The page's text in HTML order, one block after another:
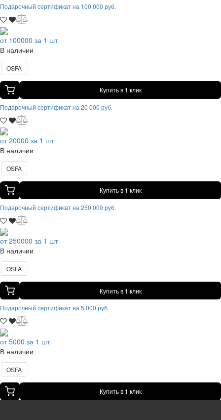
Подарочный сертификат на 100 000 руб.
от 100000 за 1 шт
В наличии
OSFA
Купить в 1 клик
Подарочный сертификат на 20 000 руб.
от 20000 за 1 шт
В наличии
OSFA
Купить в 1 клик
Подарочный сертификат на 250 000 руб.
от 250000 за 1 шт
В наличии
OSFA
Купить в 1 клик
Подарочный сертификат на 5 000 руб.
от 5000 за 1 шт
В наличии
OSFA
Купить в 1 клик